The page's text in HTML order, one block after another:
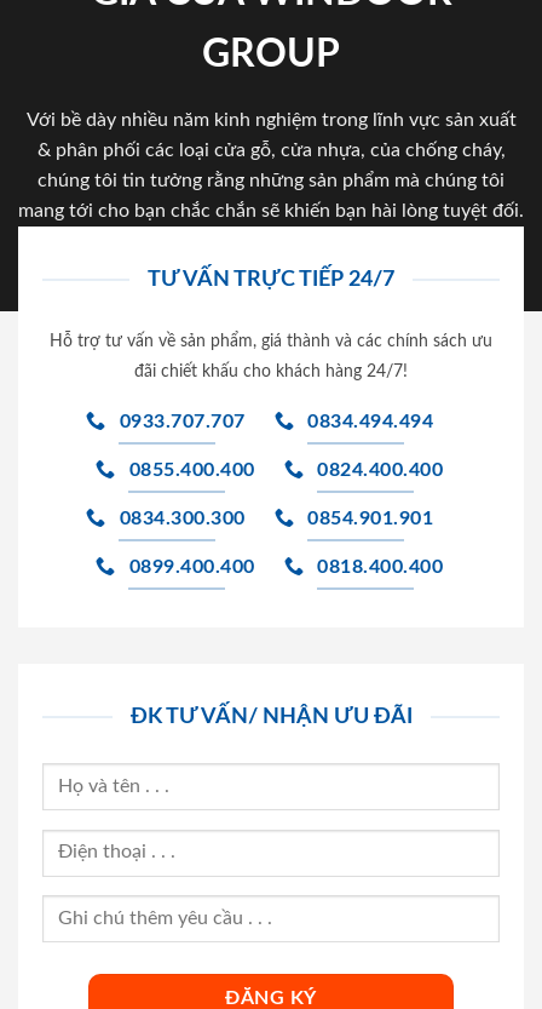
GROUP
Với bề dày nhiều năm kinh nghiệm trong lĩnh vực sản xuất
& phân phối các loại cửa gỗ, cửa nhựa, của chống cháy,
chúng tôi tin tưởng rằng những sản phẩm mà chúng tôi
mang tới cho bạn chắc chắn sẽ khiến bạn hài lòng tuyệt đối.
TƯ VẤN TRỰC TIẾP 24/7
Hỗ trợ tư vấn về sản phẩm, giá thành và các chính sách ưu
đãi chiết khấu cho khách hàng 24/7!
0933.707.707 0834.494.494
0855.400.400 0824.400.400
0834.300.300 0854.901.901
0899.400.400 0818.400.400
ĐK TƯ VẤN/ NHẬN ƯU ĐÃI